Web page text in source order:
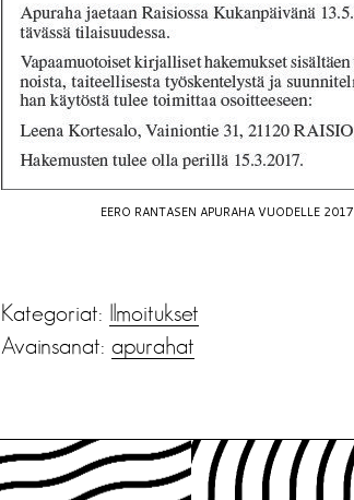
EERO RANTASEN APURAHA VUODELLE 2017
Kategoriat:
Ilmoitukset
Avainsanat: apurahat